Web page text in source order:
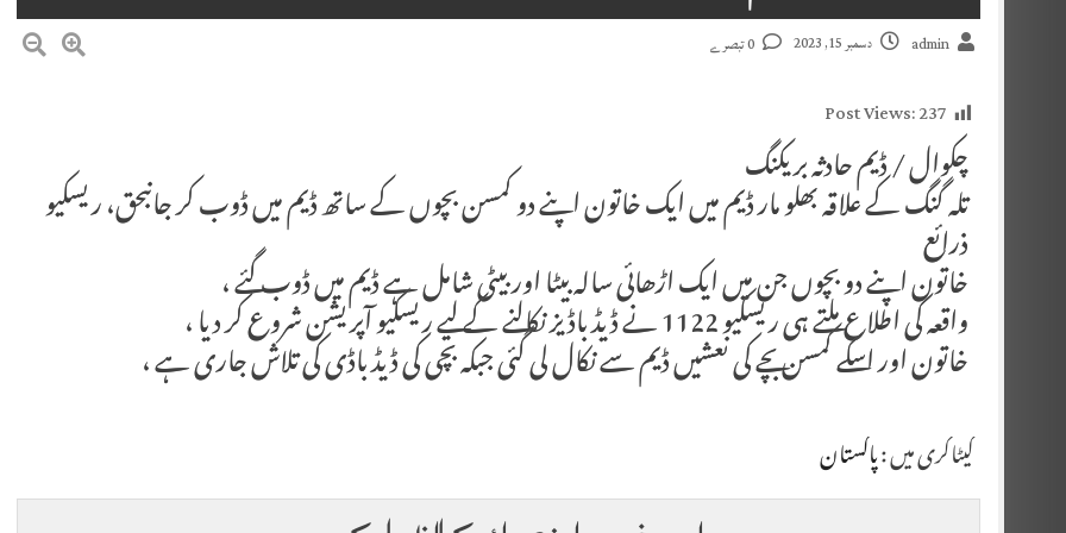
admin دسمبر 15, 2023
Post Views:237
چکوال / ڈیم حادثہ بریکنگ
تلہ گنگ کے علاقہ بھلو مار ڈیم میں ایک خاتون اپنے دو کمسن بچوں کے ساتھ ڈیم میں ڈوب کر جانبحق، ریسکیو
ذرائع
خاتون اپنے دو بچوں جن میں ایک اڑھائی سالہ بیٹا اور بیٹی شامل ہے ڈیم میں ڈوب گئے ،
واقعہ کی اطلاع ملتے ہی ریسکیو 1122 نے ڈیڈ باڈیز نکالنے کے لیے ریسکیو آپریشن شروع کر دیا ،
خاتون اور اسکے کمسن بچے کی نعشیں ڈیم سے نکال لی گئی جبکہ بچی کی ڈیڈ باڈی کی تلاش جاری ہے ،
کیٹاگری میں :پاکستان